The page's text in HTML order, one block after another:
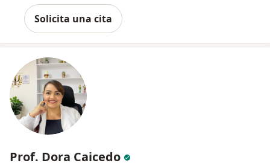
Solicita una cita
Prof. Dora Caicedo